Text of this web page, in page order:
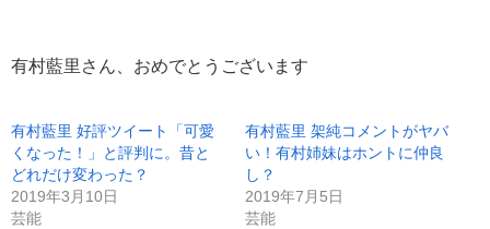
有村藍里さん、おめでとうございます
有村藍里 好評ツイート「可愛
くなった！」と評判に。昔と
どれだけ変わった？
2019年3月10日
芸能
有村藍里 架純コメントがヤバ
い！有村姉妹はホントに仲良
し？
2019年7月5日
芸能